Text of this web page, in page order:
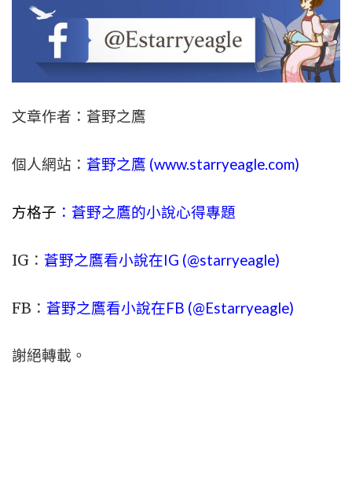
文章作者：蒼野之鷹
個人網站： 蒼野之鷹 (www.starryeagle.com)
方格子 ：蒼野之鷹的小說心得專題
IG： 蒼野之鷹看小說在IG (@starryeagle)
FB： 蒼野之鷹看小說在FB (@Estarryeagle)
謝絕轉載。